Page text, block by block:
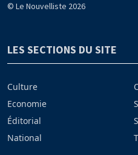
© Le Nouvelliste 2026
LES SECTIONS DU SITE
Culture
Economie
Éditorial
National